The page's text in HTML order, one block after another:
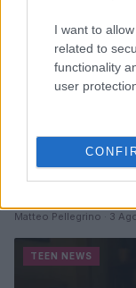
I want to
related to
functionality
user
Guida al
Matteo Pellegrino · 3
TEEN NEWS